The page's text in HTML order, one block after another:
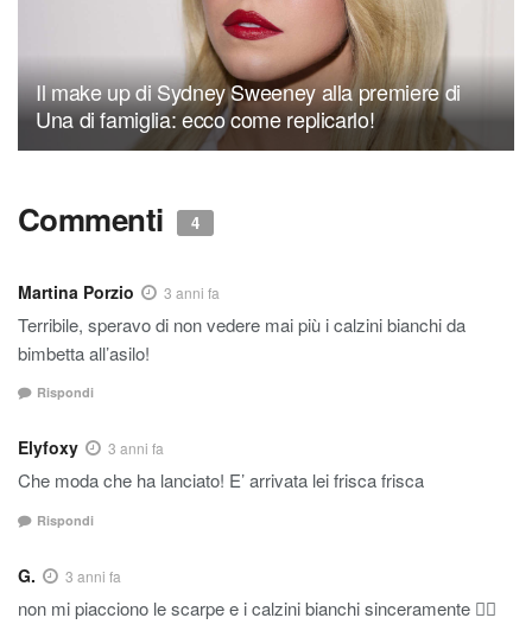
Il make up di Sydney Sweeney alla premiere di
Una di famiglia: ecco come replicarlo!
Commenti 4
Martina Porzio 3 anni fa
Terribile, speravo di non vedere mai più i calzini bianchi da
bimbetta all’asilo!
Rispondi
Elyfoxy 3 anni fa
Che moda che ha lanciato! E’ arrivata lei frisca frisca
Rispondi
G. 3 anni fa
non mi piacciono le scarpe e i calzini bianchi sinceramente 👎🏼